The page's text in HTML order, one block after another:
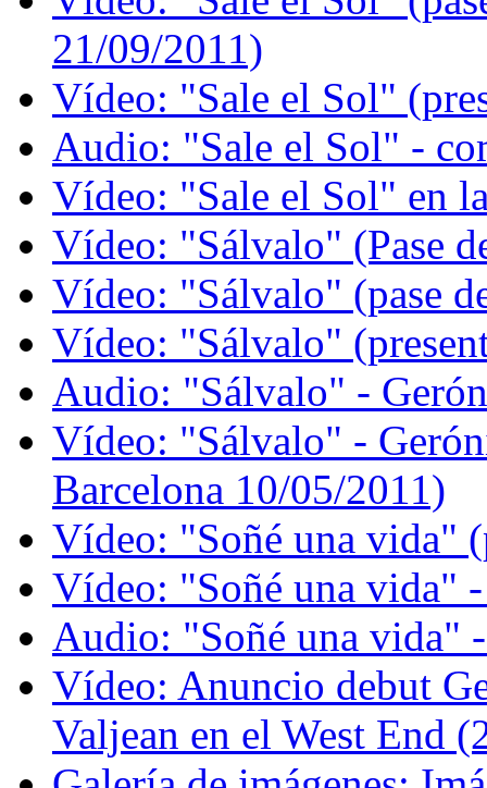
21/09/2011)
Vídeo: "Sale el Sol"
Audio: "Sale el Sol" -
Vídeo: "Sale el Sol" en
Vídeo: "Sálvalo" (Pase
Vídeo: "Sálvalo" (pase
Vídeo: "Sálvalo"
Audio: "Sálvalo" -
Vídeo: "Sálvalo" -
Barcelona 10/05/2011)
Vídeo: "Soñé una vida"
Vídeo: "Soñé una vida"
Audio: "Soñé una vida"
Vídeo: Anuncio debut
Valjean en el West End